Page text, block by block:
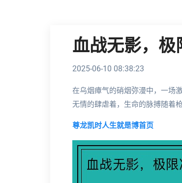
血战无影，极
2025-06-10 08:38:23
在乌烟瘴气的硝烟弥漫中，一场
无情的肆虐着，生命的脉搏随着
尊龙凯时人生就是博首页